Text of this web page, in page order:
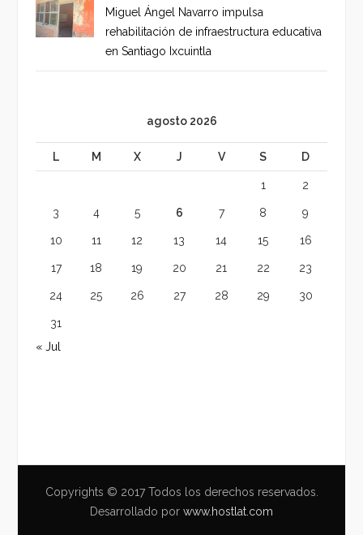
Miguel Ángel Navarro impulsa
rehabilitación de infraestructura educativa
en Santiago Ixcuintla
agosto 2026
L M X J V S D
1 2
3 4 5 6 7 8 9
10 11 12 13 14 15 16
17 18 19 20 21 22 23
24 25 26 27 28 29 30
31
« Jul
Copyrights © 2017 Todos los derechos reservados.
Desarrollado por www.hostlat.com